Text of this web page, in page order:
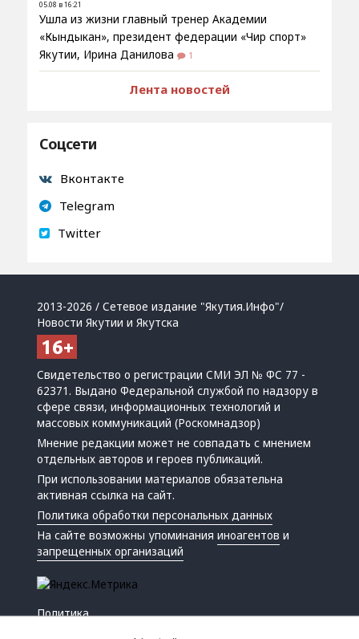
05.08 в 16:21
Ушла из жизни главный тренер Академии
«Кындыкан», президент федерации «Чир спорт»
Якутии, Ирина Данилова
1
Лента новостей
Соцсети
Вконтакте
Telegram
Twitter
2013-2026 / Сетевое издание "Якутия.Инфо"/
Новости Якутии и Якутска
Свидетельство о регистрации СМИ ЭЛ № ФС 77 -
62371. Выдано Федеральной службой по надзору в
сфере связи, информационных технологий и
массовых коммуникаций (Роскомнадзор)
Мнение редакции может не совпадать с мнением
отдельных авторов и героев публикаций.
При использовании материалов обязательна
активная ссылка на сайт.
Политика обработки персональных данных
На сайте возможны упоминанияиноагентов и
запрещенных организаций
Политика